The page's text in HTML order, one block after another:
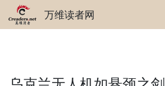
万维读者网